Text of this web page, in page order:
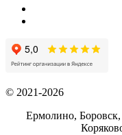
© 2021-2026
Ермолино,